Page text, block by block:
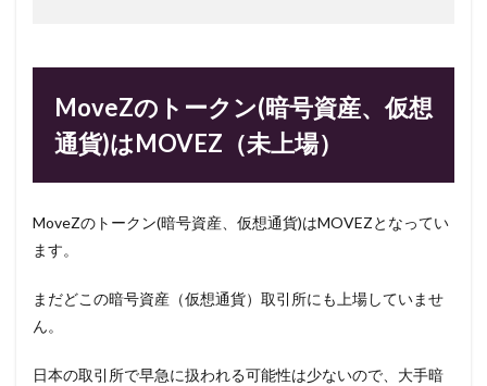
MoveZのトークン(暗号資産、仮想
通貨)はMOVEZ（未上場）
MoveZのトークン(暗号資産、仮想通貨)はMOVEZとなってい
ます。
まだどこの暗号資産（仮想通貨）取引所にも上場していませ
ん。
日本の取引所で早急に扱われる可能性は少ないので、大手暗